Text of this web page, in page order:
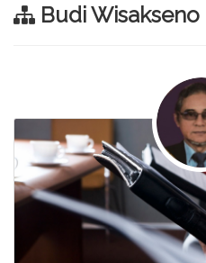
Budi Wisakseno